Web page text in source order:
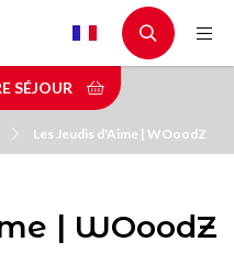
SÉJOUR
Les Jeudis d'Aime | WOoodZ
| WOoodZ